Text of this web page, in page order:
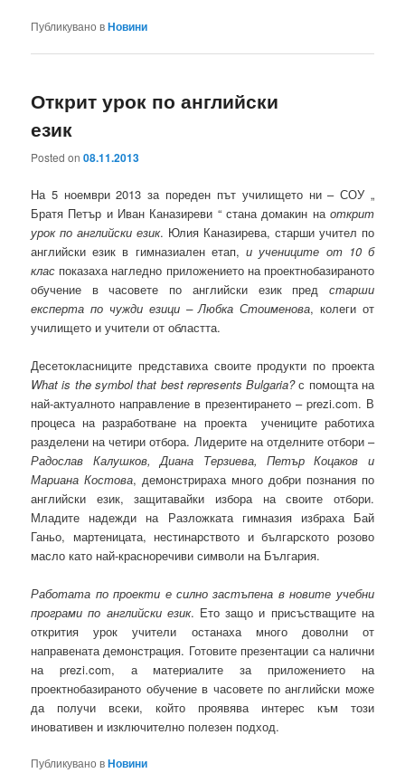
Публикувано вНовини
Открит урок по английски
език
Posted on08.11.2013
На 5 ноември 2013 за пореден път училището ни – СОУ „
Братя Петър и Иван Каназиреви “ стана домакин на открит
урок по английски език. Юлия Каназирева, старши учител по
английски език в гимназиален етап,и учениците от 10 б
клас показаха нагледно приложението на проектнобазираното
обучение в часовете по английски език пред старши
експерта по чужди езици – Любка Стоименова, колеги от
училището и учители от областта.
Десетокласниците представиха своите продукти по проекта
What is the symbol that best represents Bulgaria?с помощта на
най-актуалното направление в презентирането – prezi.com. В
процеса на разработване на проекта учениците работиха
разделени на четири отбора. Лидерите на отделните отбори –
Радослав Калушков, Диана Терзиева, Петър Коцаков и
Мариана Костова, демонстрираха много добри познания по
английски език, защитавайки избора на своите отбори.
Младите надежди на Разложката гимназия избраха Бай
Ганьо, мартеницата, нестинарството и българското розово
масло като най-красноречиви символи на България.
Работата по проекти е силно застъпена в новите учебни
програми по английски език. Ето защо и присъстващите на
открития урок учители останаха много доволни от
направената демонстрация. Готовите презентации са налични
на prezi.com, а материалите за приложението на
проектнобазираното обучение в часовете по английски може
да получи всеки, който проявява интерес към този
иновативен и изключително полезен подход.
Публикувано вНовини